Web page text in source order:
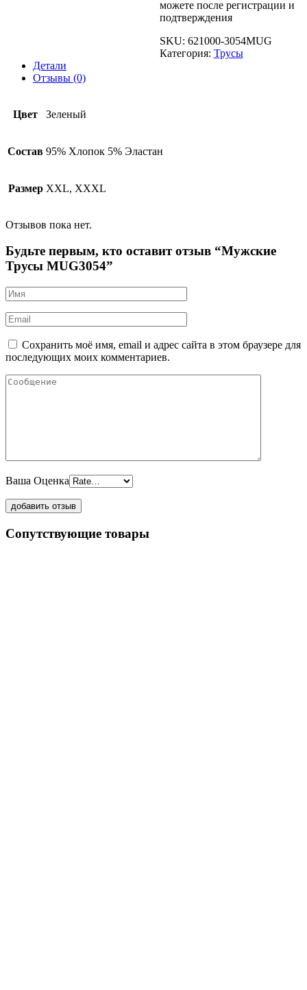
можете после регистрации и
подтверждения
SKU: 621000-3054MUG
Категория: Трусы
Детали
Отзывы (0)
Цвет Зеленый
Состав 95% Хлопок 5% Эластан
Размер XXL, XXXL
Отзывов пока нет.
Будьте первым, кто оставит отзыв “Мужские
Трусы MUG3054”
Сохранить моё имя, email и адрес сайта в этом браузере для
последующих моих комментариев.
Ваша Оценка
Сопутствующие товары